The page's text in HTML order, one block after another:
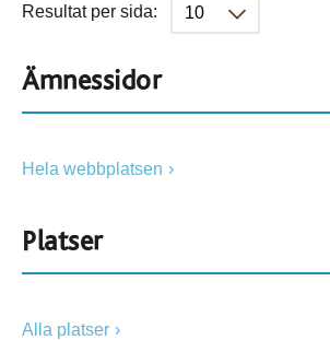
Resultat per sida:
Ämnessidor
Hela webbplatsen
Platser
Alla platser